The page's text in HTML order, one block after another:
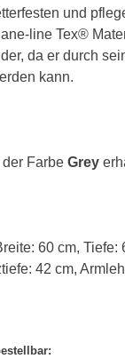
und
line Tex®
da er durch
kann.
Farbe Grey
60 cm, Tiefe:
42 cm,